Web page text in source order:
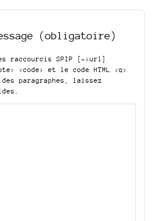
(obligatoire)
raccourcis SPIP
[->url]
<code>
et le code HTML <q>
paragraphes, laissez